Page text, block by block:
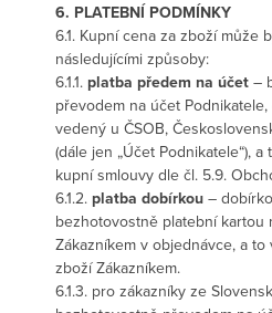
6. PLATEBNÍ PODMÍNKY
6.1. Kupní cena za zboží může
následujícími způsoby:
6.1.1. platba předem na účet –
převodem na účet
vedený u ČSOB,
(dále jen „Účet Podnikatele“), a
kupní smlouvy dle čl. 5.9.
6.1.2. platba dobírkou –
bezhotovostně platební kartou
Zákazníkem v objednávce, a
zboží Zákazníkem.
6.1.3. pro zákazníky ze